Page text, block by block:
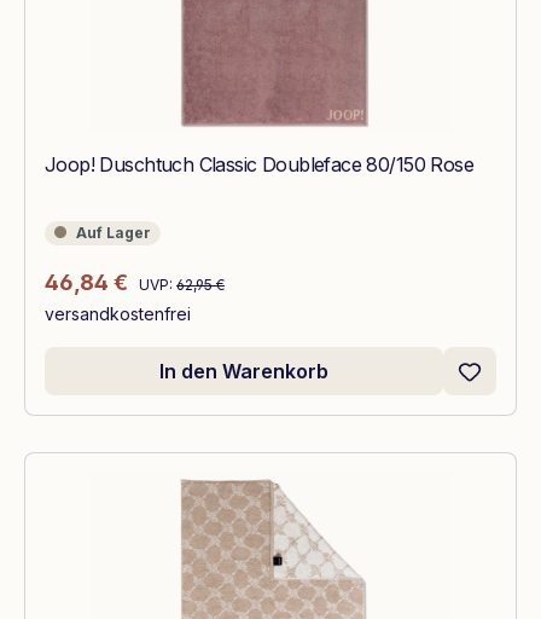
Joop! Duschtuch Classic Doubleface 80/150 Rose
Auf Lager
Auf Lager
Verkaufspreis:
46,84 € Regulärer Preis:
UVP: 62,95 €
versandkostenfrei
In den Warenkorb